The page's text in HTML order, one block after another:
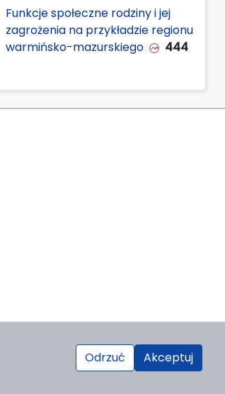
Funkcje społeczne rodziny i jej
zagrożenia na przykładzie regionu
warmińsko-mazurskiego
444
Odrzuć Akceptuj